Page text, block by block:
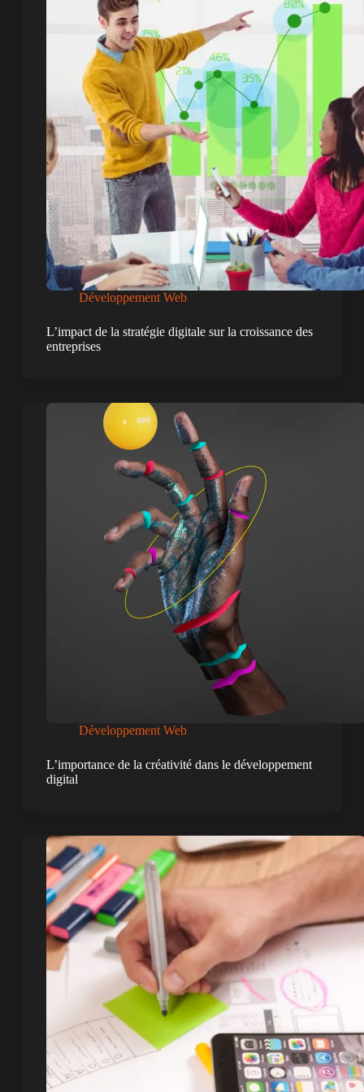
Développement Web
L’impact de la stratégie digitale sur la croissance des
entreprises
Développement Web
L’importance de la créativité dans le développement
digital